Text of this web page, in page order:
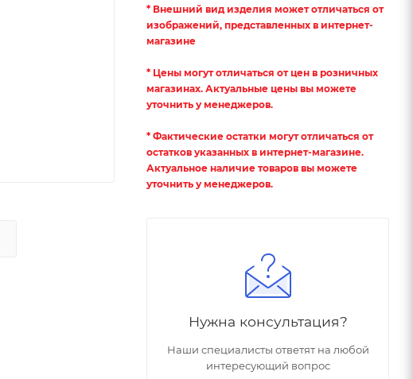
* Внешний вид изделия может отличаться от
изображений, представленных в интернет-
магазине
* Цены могут отличаться от цен в розничных
магазинах. Актуальные цены вы можете
уточнить у менеджеров.
* Фактические остатки могут отличаться от
остатков указанных в интернет-магазине.
Актуальное наличие товаров вы можете
уточнить у менеджеров.
Нужна консультация?
Наши специалисты ответят на любой
интересующий вопрос